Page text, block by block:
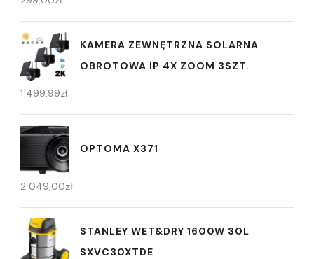
KAMERA ZEWNĘTRZNA SOLARNA
OBROTOWA IP 4X ZOOM 3SZT.
1 499,99zł
OPTOMA X371
2 049,00zł
STANLEY WET&DRY 1600W 30L
SXVC30XTDE